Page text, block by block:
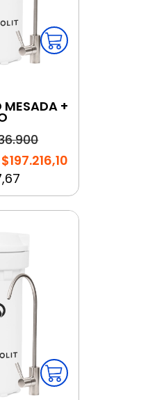
MESADA +
$197.216,10